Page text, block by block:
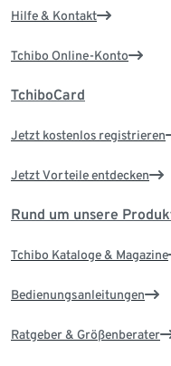
Hilfe & Kontakt
Tchibo Online-Konto
TchiboCard
Jetzt kostenlos registrieren
Jetzt Vorteile entdecken
Rund um unsere
Tchibo Kataloge & Magazine
Bedienungsanleitungen
Ratgeber & Größenberater